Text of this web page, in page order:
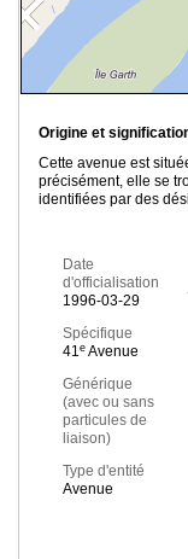
Origine et
Cette avenue est
précisément, elle se
identifiées par des
Date
d'officialisation
1996-03-29
Spécifique
41e Avenue
Générique
(avec ou sans
particules de
liaison)
Type d'entité
Avenue